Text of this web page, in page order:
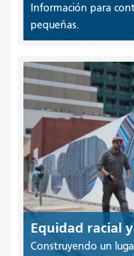
Información para
pequeñas.
Equidad racial
Construyendo un